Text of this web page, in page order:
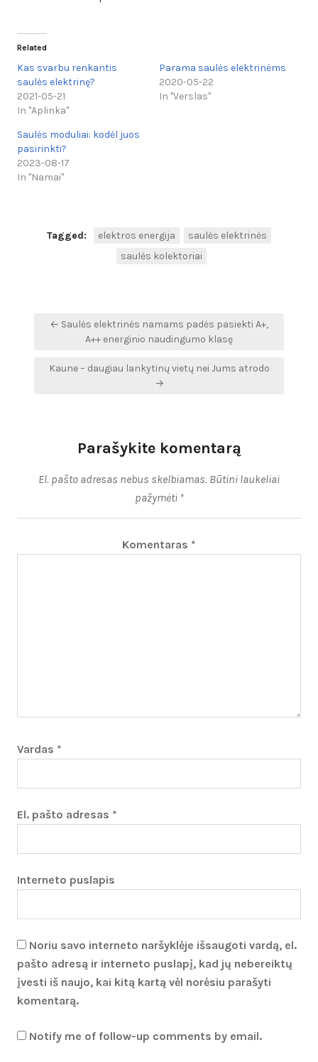
Related
Kas svarbu renkantis
saulės elektrinę?
2021-05-21
In "Aplinka"
Parama saulės elektrinėms
2020-05-22
In "Verslas"
Saulės moduliai: kodėl juos
pasirinkti?
2023-08-17
In "Namai"
Tagged: elektros energija
saulės elektrinės
saulės kolektoriai
Navigacija
← Saulės elektrinės namams padės pasiekti A+,
A++ energinio naudingumo klasę
Kaune – daugiau lankytinų vietų nei Jums atrodo
→
Parašykite komentarą
El. pašto adresas nebus skelbiamas. Būtini laukeliai
pažymėti *
Komentaras *
Vardas *
El. pašto adresas *
Interneto puslapis
Noriu savo interneto naršyklėje išsaugoti vardą, el.
pašto adresą ir interneto puslapį, kad jų nebereiktų
įvesti iš naujo, kai kitą kartą vėl norėsiu parašyti
komentarą.
Notify me of follow-up comments by email.